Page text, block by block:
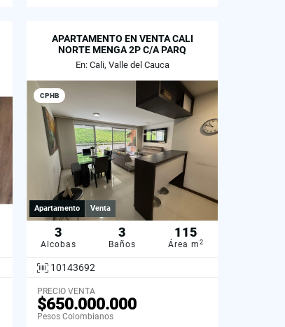
APARTAMENTO EN VENTA CALI
NORTE MENGA 2P C/A PARQ
En: Cali, Valle del Cauca
CPHB
Apartamento Venta
3
Alcobas
3
Baños
115
Área m 2
10143692
PRECIO VENTA
$650.000.000
Pesos Colombianos